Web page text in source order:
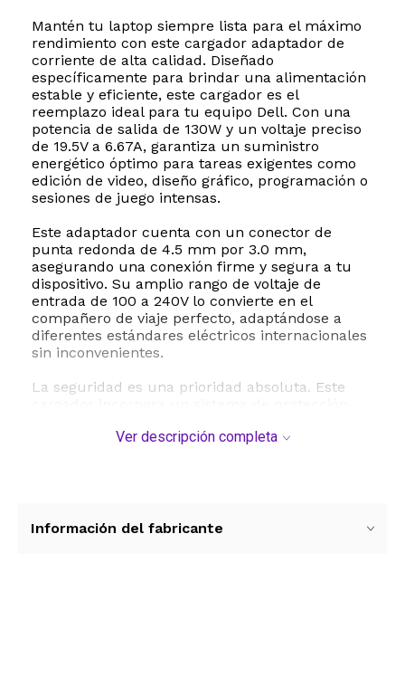
Mantén tu laptop siempre lista para el máximo
rendimiento con este cargador adaptador de
corriente de alta calidad. Diseñado
específicamente para brindar una alimentación
estable y eficiente, este cargador es el
reemplazo ideal para tu equipo Dell. Con una
potencia de salida de 130W y un voltaje preciso
de 19.5V a 6.67A, garantiza un suministro
energético óptimo para tareas exigentes como
edición de video, diseño gráfico, programación o
sesiones de juego intensas.
Este adaptador cuenta con un conector de
punta redonda de 4.5 mm por 3.0 mm,
asegurando una conexión firme y segura a tu
dispositivo. Su amplio rango de voltaje de
entrada de 100 a 240V lo convierte en el
compañero de viaje perfecto, adaptándose a
diferentes estándares eléctricos internacionales
sin inconvenientes.
La seguridad es una prioridad absoluta. Este
integradas que previenen daños por sobrecarga,
incluye un cable de alimentación de largo
Ver descripción completa
Información del fabricante